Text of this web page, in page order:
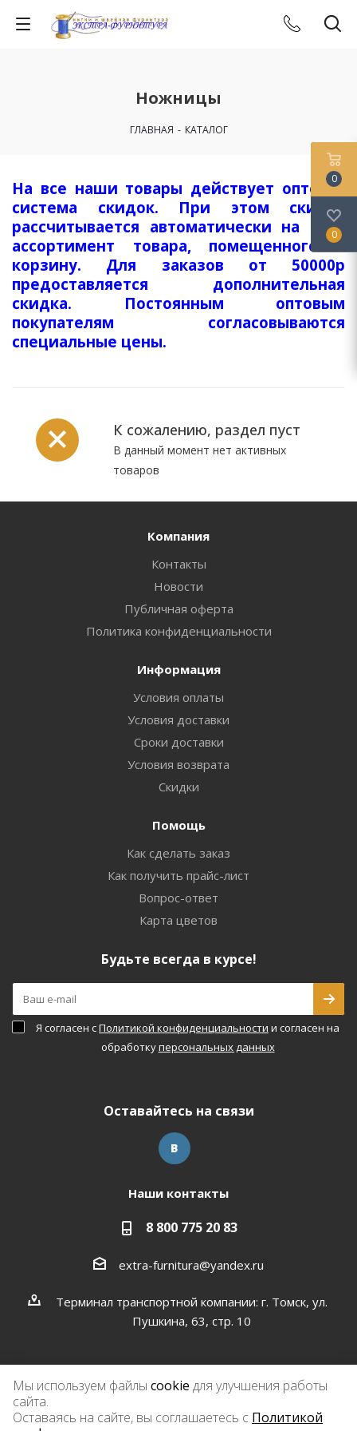
Ножницы
ГЛАВНАЯ - КАТАЛОГ
На все наши товары действует оптовая
система скидок. При этом скидка
рассчитывается автоматически на весь
ассортимент товара, помещенного в
корзину. Для заказов от 50000р
предоставляется дополнительная
скидка. Постоянным оптовым
покупателям согласовываются
специальные цены.
К сожалению, раздел пуст
В данный момент нет активных
товаров
Компания
Контакты
Новости
Публичная оферта
Политика конфиденциальности
Информация
Условия оплаты
Условия доставки
Сроки доставки
Условия возврата
Скидки
Помощь
Как сделать заказ
Как получить прайс-лист
Вопрос-ответ
Карта цветов
Будьте всегда в курсе!
Я согласен сПолитикой конфиденциальности и согласен на
обработкуперсональных данных
Оставайтесь на связи
Наши контакты
8 800 775 20 83
extra-furnitura@yandex.ru
Терминал транспортной компании: г. Томск, ул.
Пушкина, 63, стр. 10
0
0
Мы используем файлы cookie для улучшения работы
сайта.
Оставаясь на сайте, вы соглашаетесь с Политикой